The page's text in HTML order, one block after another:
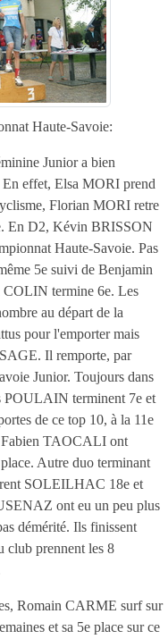
Haute-Savoie:
Junior a bien
En effet, Elsa MORI prend
Florian MORI retre
En D2, Kévin BRISSON
Haute-Savoie. Pas
5e suivi de Benjamin
COLIN termine 6e. Les
au départ de la
pour l'emporter mais
Il remporte, par
Junior. Toujours dans
terminent 7e et
de ce top 10, à la 11e
Fabien TAOCALI ont
Autre duo terminant
SOLEILHAC 18e et
ont eu un peu plus
démérité. Ils finissent
club prennent les 8
Romain CARME surf sur
et sa 5e place sur ce